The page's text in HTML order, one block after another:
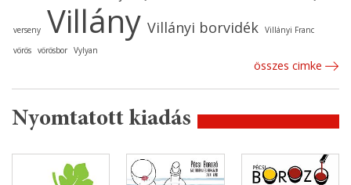
verseny Villány Villányi borvidék Villányi Franc
vörös vörösbor Vylyan
összes cimke
Nyomtatott kiadás